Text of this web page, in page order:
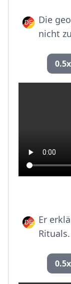
Die
nicht
0.5x
Er
Rituals.
0.5x